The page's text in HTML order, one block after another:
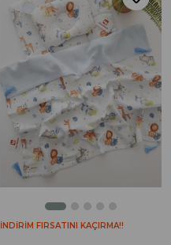
İNDİRİM FIRSATINI KAÇIRMA!!